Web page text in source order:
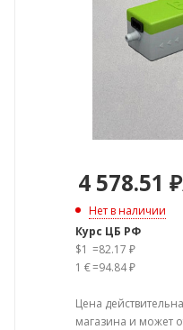
4 578.51 ₽
Нет в наличии
Курс ЦБ РФ
$1 =82.17 ₽
1 €=94.84 ₽
Цена
магазина и может